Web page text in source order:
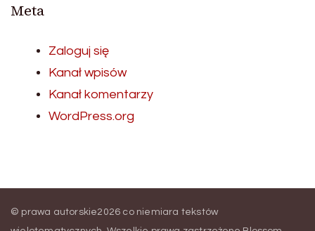
Meta
Zaloguj się
Kanał wpisów
Kanał komentarzy
WordPress.org
© prawa autorskie2026 co niemiara tekstów